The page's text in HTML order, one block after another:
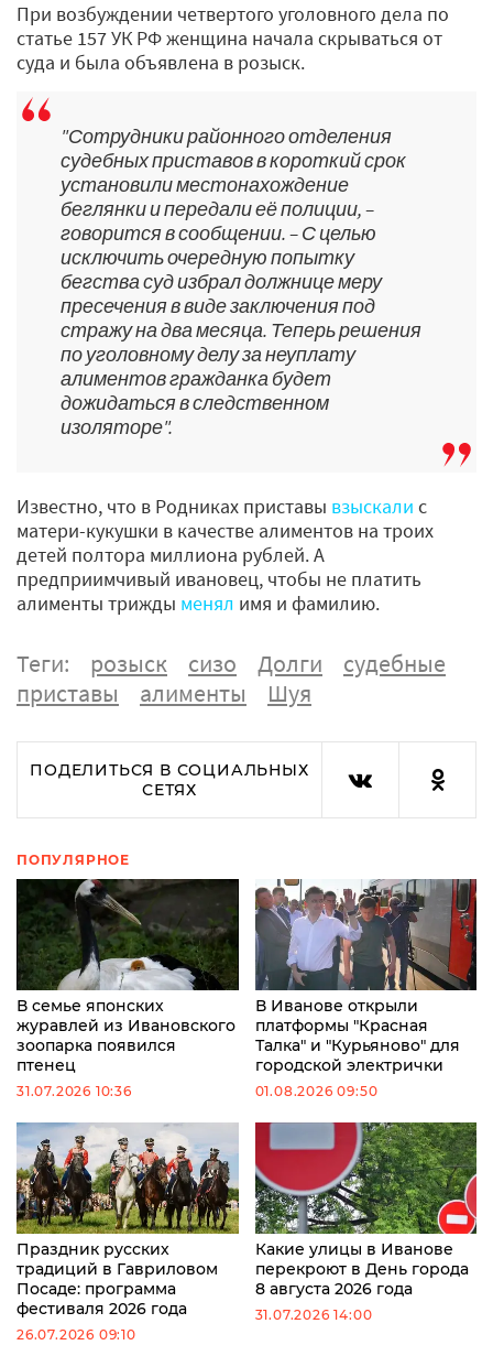
При возбуждении четвертого уголовного дела по
статье 157 УК РФ женщина начала скрываться от
суда и была объявлена в розыск.
"Сотрудники районного отделения
судебных приставов в короткий срок
установили местонахождение
беглянки и передали её полиции, –
говорится в сообщении. – С целью
исключить очередную попытку
бегства суд избрал должнице меру
пресечения в виде заключения под
стражу на два месяца. Теперь решения
по уголовному делу за неуплату
алиментов гражданка будет
дожидаться в следственном
изоляторе".
Известно, что в Родниках приставы взыскали с
матери-кукушки в качестве алиментов на троих
детей полтора миллиона рублей. А
предприимчивый ивановец, чтобы не платить
алименты трижды менял имя и фамилию.
Теги: розыск сизо Долги
судебные
приставы
алименты Шуя
ПОДЕЛИТЬСЯ В СОЦИАЛЬНЫХ
СЕТЯХ
ПОПУЛЯРНОЕ
В семье японских
журавлей из Ивановского
зоопарка появился
птенец
31.07.2026 10:36
В Иванове открыли
платформы "Красная
Талка" и "Курьяново" для
городской электрички
01.08.2026 09:50
Праздник русских
традиций в Гавриловом
Посаде: программа
фестиваля 2026 года
26.07.2026 09:10
Какие улицы в Иванове
перекроют в День города
8 августа 2026 года
31.07.2026 14:00